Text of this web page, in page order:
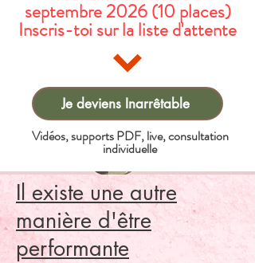
septembre 2026 (10 places)
Inscris-toi sur la liste d'attente
Je deviens Inarrêtable
Vidéos, supports PDF, live, consultation
individuelle
Il existe une autre
manière d'être
performante